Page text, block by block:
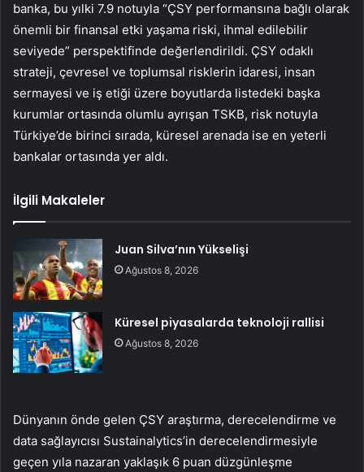
banka, bu yılki 7.9 notuyla “ÇSY performansına bağlı olarak
önemli bir finansal etki yaşama riski, ihmal edilebilir
seviyede” perspektifinde değerlendirildi. ÇSY odaklı
strateji, çevresel ve toplumsal risklerin idaresi, insan
sermayesi ve iş etiği üzere boyutlarda listedeki başka
kurumlar ortasında olumlu ayrışan TSKB, risk notuyla
Türkiye’de birinci sırada, küresel arenada ise en yeterli
bankalar ortasında yer aldı.
İlgili Makaleler
Juan Silva’nın Yükselişi
Ağustos 8, 2026
Küresel piyasalarda teknoloji rallisi
Ağustos 8, 2026
Dünyanın önde gelen ÇSY araştırma, derecelendirme ve
data sağlayıcısı Sustainalytics’in derecelendirmesiyle
geçen yıla nazaran yaklaşık 6 puan düzgünleşme